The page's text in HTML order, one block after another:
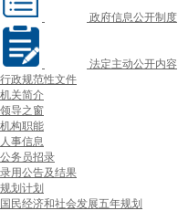
政府信息公开制度
法定主动公开内容
行政规范性文件
机关简介
领导之窗
机构职能
人事信息
公务员招录
录用公告及结果
规划计划
国民经济和社会发展五年规划